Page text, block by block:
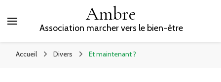
Ambre
Association marcher vers le bien-être
Accueil Divers Et maintenant ?